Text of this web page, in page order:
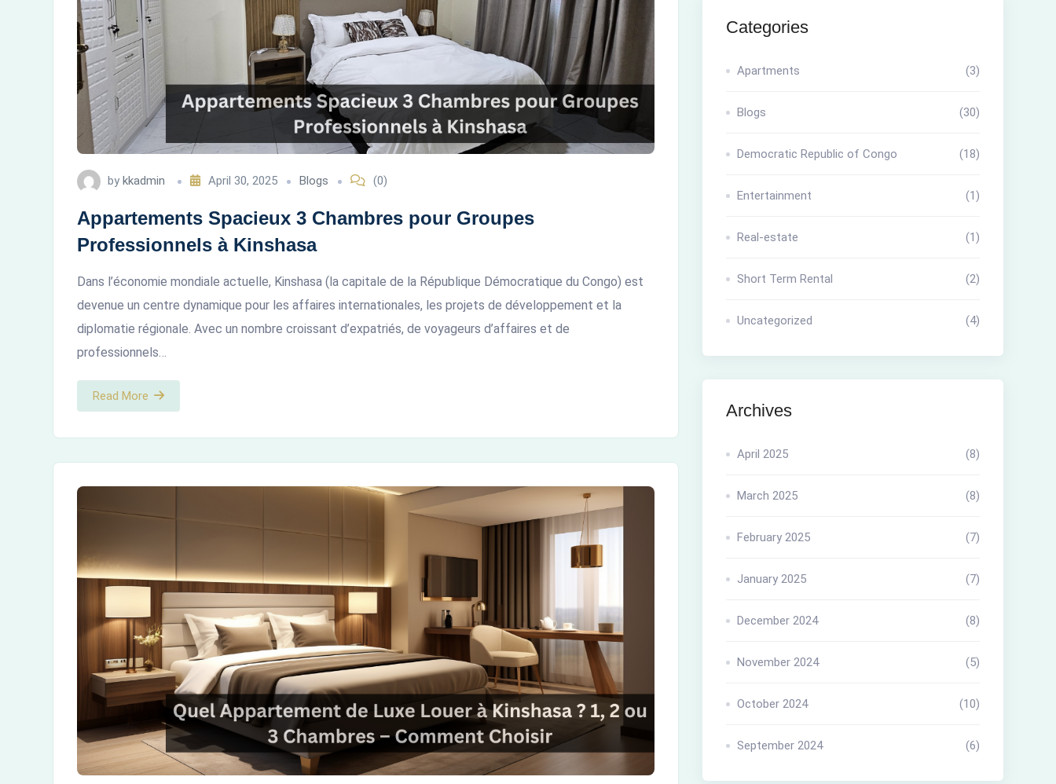
Kinshasa”
by kkadmin April 30, 2025 Blogs (0)
Appartements Spacieux 3 Chambres pour Groupes
Professionnels à Kinshasa
Dans l’économie mondiale actuelle, Kinshasa (la capitale de la République Démocratique du Congo) est
devenue un centre dynamique pour les affaires internationales, les projets de développement et la
diplomatie régionale. Avec un nombre croissant d’expatriés, de voyageurs d’affaires et de
professionnels…
Read More
Categories
Apartments (3)
Blogs (30)
Democratic Republic of Congo (18)
Entertainment (1)
Real-estate (1)
Short Term Rental (2)
Uncategorized (4)
Archives
April 2025 (8)
March 2025 (8)
February 2025 (7)
January 2025 (7)
December 2024 (8)
November 2024 (5)
October 2024 (10)
September 2024 (6)